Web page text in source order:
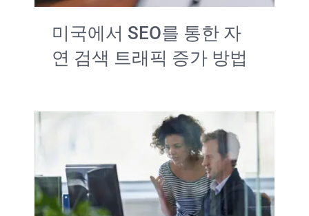
미국에서 SEO를 통한 자
연 검색 트래픽 증가 방법